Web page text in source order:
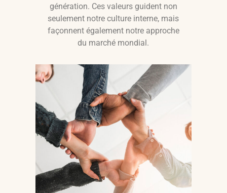
génération. Ces valeurs guident non
seulement notre culture interne, mais
façonnent également notre approche
du marché mondial.